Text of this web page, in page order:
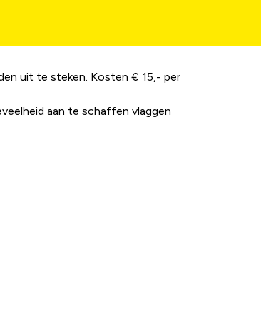
uit te steken. Kosten € 15,- per
aan te schaffen vlaggen